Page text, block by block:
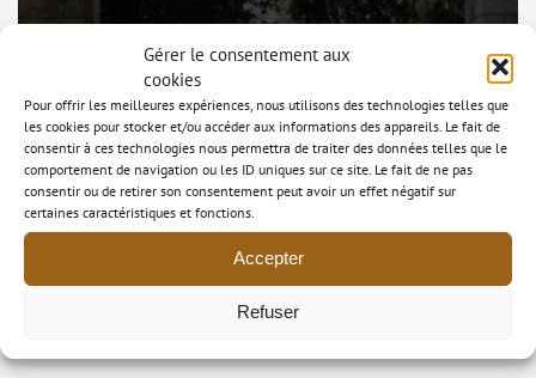
Gérer le consentement aux
cookies
Pour offrir les meilleures expériences, nous utilisons des technologies telles que
les cookies pour stocker et/ou accéder aux informations des appareils. Le fait de
consentir à ces technologies nous permettra de traiter des données telles que le
comportement de navigation ou les ID uniques sur ce site. Le fait de ne pas
consentir ou de retirer son consentement peut avoir un effet négatif sur
certaines caractéristiques et fonctions.
Accepter
Refuser
UN MARIAGE AU CHÂTEAU DE